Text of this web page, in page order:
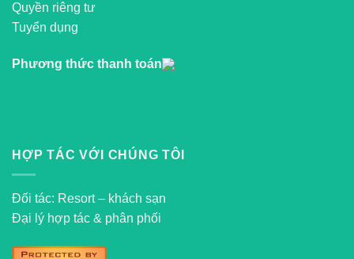
Quyền riêng tư
Tuyển dụng
Phương thức thanh toán
HỢP TÁC VỚI CHÚNG TÔI
Đối tác: Resort – khách sạn
Đại lý hợp tác & phân phối